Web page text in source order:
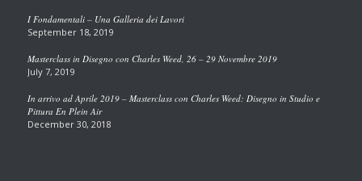
I Fondamentali – Una Galleria dei Lavori
September 18, 2019
Masterclass in Disegno con Charles Weed, 26 – 29 Novembre 2019
July 7, 2019
In arrivo ad Aprile 2019 – Masterclass con Charles Weed: Disegno in Studio e
Pittura En Plein Air
December 30, 2018